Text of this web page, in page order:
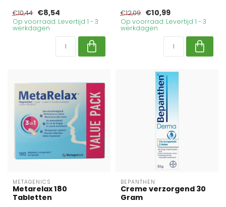
€10,44 €8,54
Op voorraad. Levertijd 1 - 3
werkdagen
€12,09 €10,99
Op voorraad. Levertijd 1 - 3
werkdagen
METAGENICS
Metarelax 180
Tabletten
BEPANTHEN
Creme verzorgend 30
Gram